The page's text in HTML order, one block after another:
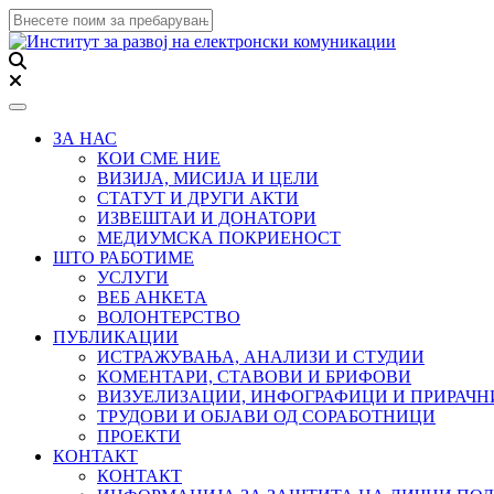
Toggle navigation
ЗА НАС
КОИ СМЕ НИЕ
ВИЗИЈА, МИСИЈА И ЦЕЛИ
СТАТУТ И ДРУГИ АКТИ
ИЗВЕШТАИ И ДОНАТОРИ
МЕДИУМСКА ПОКРИЕНОСТ
ШТО РАБОТИМЕ
УСЛУГИ
ВЕБ АНКЕТА
ВОЛОНТЕРСТВО
ПУБЛИКАЦИИ
ИСТРАЖУВАЊА, АНАЛИЗИ И СТУДИИ
КОМЕНТАРИ, СТАВОВИ И БРИФОВИ
ВИЗУЕЛИЗАЦИИ, ИНФОГРАФИЦИ И
ТРУДОВИ И ОБЈАВИ ОД СОРАБОТНИЦИ
ПРОЕКТИ
КОНТАКТ
КОНТАКТ